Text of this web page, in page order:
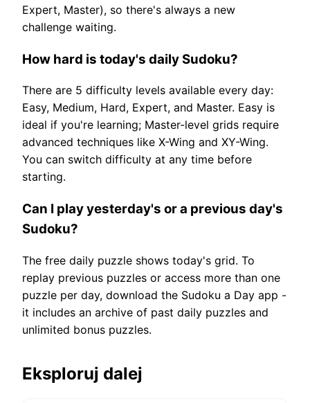
Expert, Master), so there's always a new
challenge waiting.
How hard is today's daily Sudoku?
There are 5 difficulty levels available every day:
Easy, Medium, Hard, Expert, and Master. Easy is
ideal if you're learning; Master-level grids require
advanced techniques like X-Wing and XY-Wing.
You can switch difficulty at any time before
starting.
Can I play yesterday's or a previous day's
Sudoku?
The free daily puzzle shows today's grid. To
replay previous puzzles or access more than one
puzzle per day, download the Sudoku a Day app -
it includes an archive of past daily puzzles and
unlimited bonus puzzles.
Eksploruj dalej